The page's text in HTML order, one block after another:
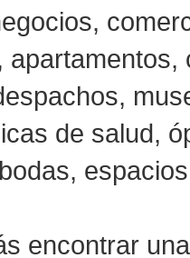
de salud,
encontrar